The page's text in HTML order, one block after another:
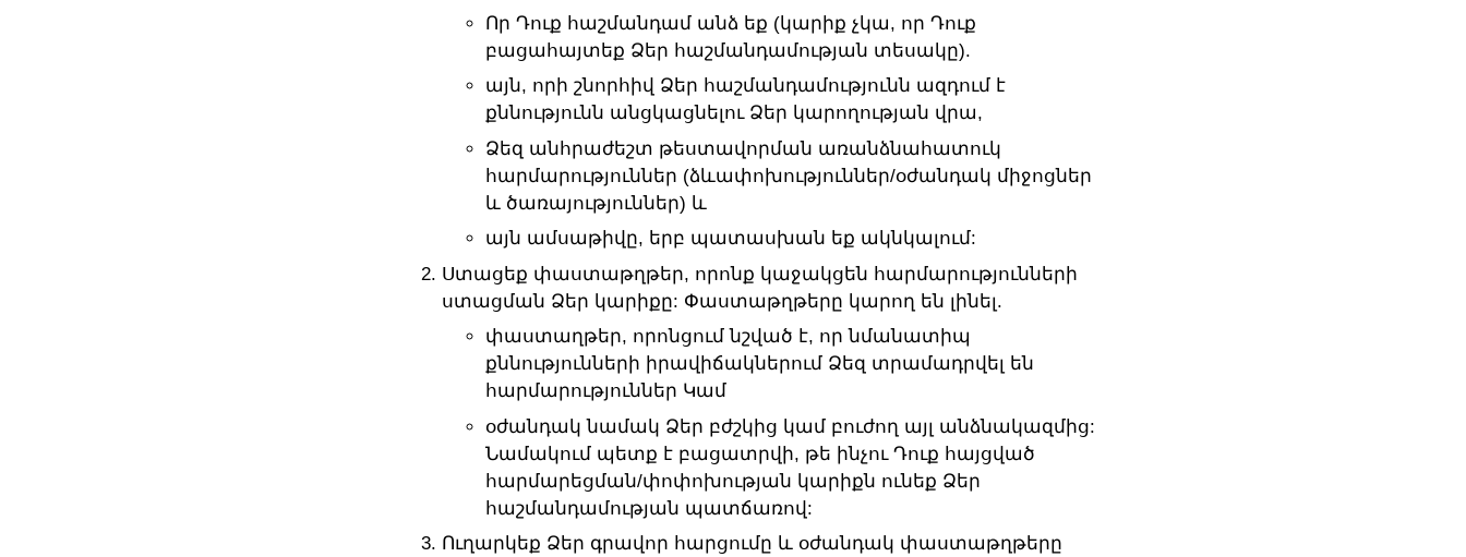
Որ Դուք հաշմանդամ անձ եք (կարիք չկա, որ Դուք
բացահայտեք Ձեր հաշմանդամության տեսակը).
այն, որի շնորհիվ Ձեր հաշմանդամությունն ազդում է
քննությունն անցկացնելու Ձեր կարողության վրա,
Ձեզ անհրաժեշտ թեստավորման առանձնահատուկ
հարմարություններ (ձևափոխություններ/օժանդակ միջոցներ
և ծառայություններ) և
այն ամսաթիվը, երբ պատասխան եք ակնկալում:
Ստացեք փաստաթղթեր, որոնք կաջակցեն հարմարությունների
ստացման Ձեր կարիքը: Փաստաթղթերը կարող են լինել.
փաստաղթեր, որոնցում նշված է, որ նմանատիպ
քննությունների իրավիճակներում Ձեզ տրամադրվել են
հարմարություններ Կամ
օժանդակ նամակ Ձեր բժշկից կամ բուժող այլ անձնակազմից:
Նամակում պետք է բացատրվի, թե ինչու Դուք հայցված
հարմարեցման/փոփոխության կարիքն ունեք Ձեր
հաշմանդամության պատճառով:
Ուղարկեք Ձեր գրավոր հարցումը և օժանդակ փաստաթղթերը